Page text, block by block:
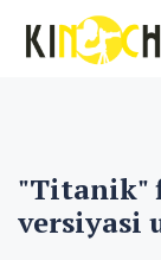
"Titanik"
versiyasi